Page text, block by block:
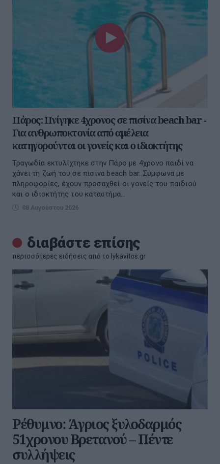
Πάρος: Πνίγηκε 4χρονος σε πισίνα beach bar -
Για ανθρωποκτονία από αμέλεια
κατηγορούνται οι γονείς και ο ιδιοκτήτης
Τραγωδία εκτυλίχτηκε στην Πάρο με 4χρονο παιδί να
χάνει τη ζωή του σε πισίνα beach bar. Σύμφωνα με
πληροφορίες, έχουν προσαχθεί οι γονείς του παιδιού
και ο ιδιοκτήτης του καταστήμα...
08 Αυγούστου 2026
διαβάστε επίσης
περισσότερες ειδήσεις από το lykavitos.gr
Ρέθυμνο: Άγριος ξυλοδαρμός
51χρονου Βρετανού – Πέντε
συλλήψεις